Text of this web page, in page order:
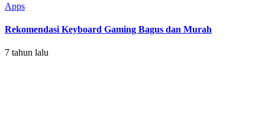
Apps
Rekomendasi Keyboard Gaming Bagus dan Murah
7 tahun lalu